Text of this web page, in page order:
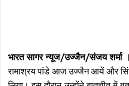
भारत सागर न्यूज/उज्जैन/संजय शर्मा
रामाश्रय पांडे आज उज्जैन आयें और